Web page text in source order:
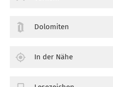
Dolomiten
In der Nähe